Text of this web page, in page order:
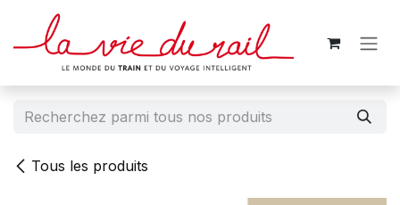
Se rendre au contenu
Tous les produits